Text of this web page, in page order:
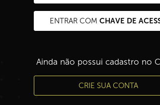
ENTRAR COM CHAVE DE
Ainda não possui cadastro no
CRIE SUA CONTA